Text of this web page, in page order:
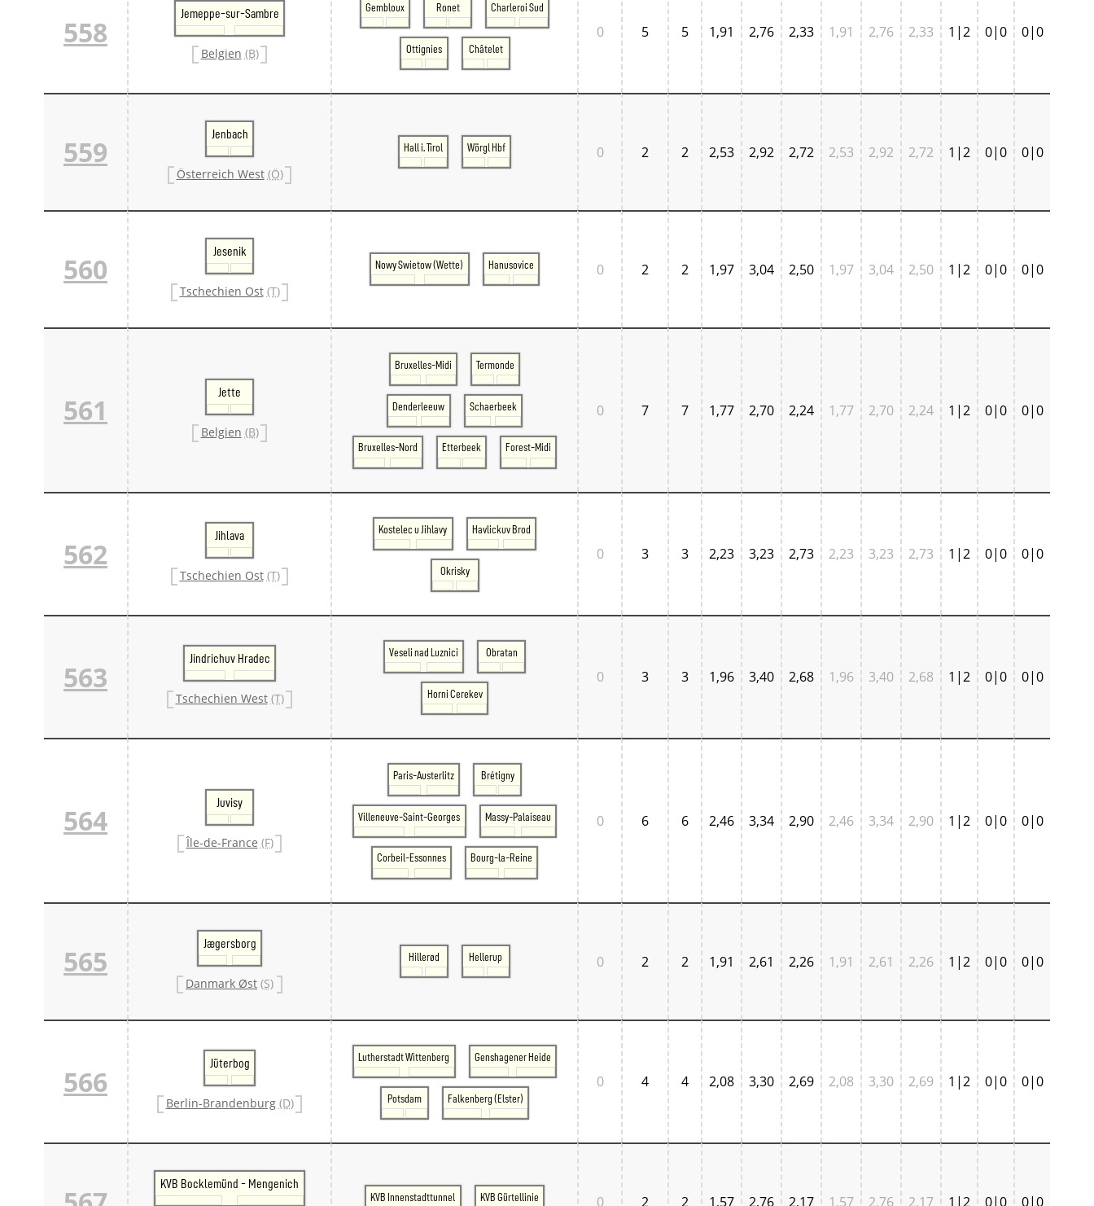
558
Jemeppe-sur-Sambre
Belgien (B)
Gembloux Ronet Charleroi Sud
Ottignies Châtelet
0 5 5 1,91 2,76 2,33 1,91 2,76 2,33 1|2 0|0 0|0
559
Jenbach
Österreich West (Ö)
Hall i. Tirol Wörgl Hbf 0 2 2 2,53 2,92 2,72 2,53 2,92 2,72 1|2 0|0 0|0
560
Jesenik
Tschechien Ost (T)
Nowy Swietow (Wette) Hanusovice 0 2 2 1,97 3,04 2,50 1,97 3,04 2,50 1|2 0|0 0|0
561
Jette
Belgien (B)
Bruxelles-Midi Termonde
Denderleeuw Schaerbeek
Bruxelles-Nord Etterbeek Forest-Midi
0 7 7 1,77 2,70 2,24 1,77 2,70 2,24 1|2 0|0 0|0
562
Jihlava
Tschechien Ost (T)
Kostelec u Jihlavy Havlickuv Brod
Okrisky
0 3 3 2,23 3,23 2,73 2,23 3,23 2,73 1|2 0|0 0|0
563
Jindrichuv Hradec
Tschechien West (T)
Veseli nad Luznici Obratan
Horni Cerekev
0 3 3 1,96 3,40 2,68 1,96 3,40 2,68 1|2 0|0 0|0
564
Juvisy
Île-de-France (F)
Paris-Austerlitz Brétigny
Villeneuve-Saint-Georges Massy-Palaiseau
Corbeil-Essonnes Bourg-la-Reine
0 6 6 2,46 3,34 2,90 2,46 3,34 2,90 1|2 0|0 0|0
565
Jægersborg
Danmark Øst (S)
Hillerød Hellerup 0 2 2 1,91 2,61 2,26 1,91 2,61 2,26 1|2 0|0 0|0
566
Jüterbog
Berlin-Brandenburg (D)
Lutherstadt Wittenberg Genshagener Heide
Potsdam Falkenberg (Elster)
0 4 4 2,08 3,30 2,69 2,08 3,30 2,69 1|2 0|0 0|0
KVB Bocklemünd - Mengenich
KVB Innenstadttunnel KVB Gürtellinie 0 2 2 1,57 2,76 2,17 1,57 2,76 2,17 1|2 0|0 0|0